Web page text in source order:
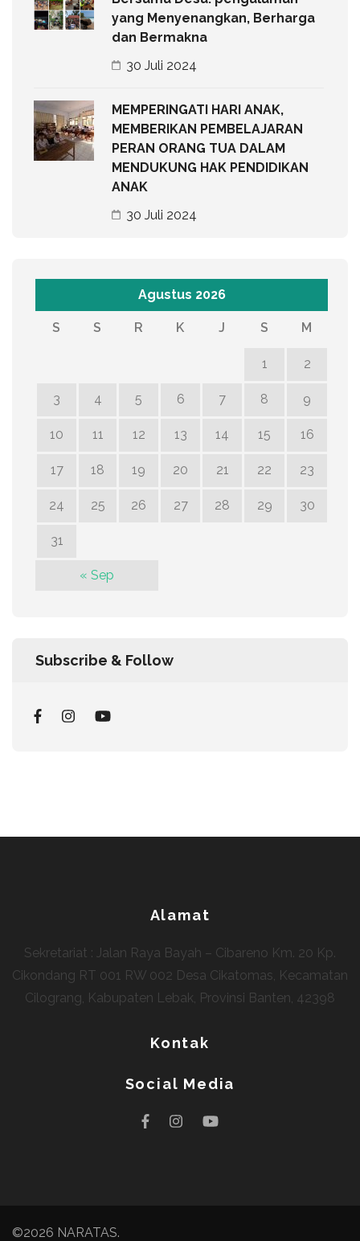
yang Menyenangkan, Berharga
dan Bermakna
30 Juli 2024
MEMPERINGATI HARI ANAK,
MEMBERIKAN PEMBELAJARAN
PERAN ORANG TUA DALAM
MENDUKUNG HAK PENDIDIKAN
ANAK
30 Juli 2024
Agustus 2026
S S R K J S M
1 2
3 4 5 6 7 8 9
10 11 12 13 14 15 16
17 18 19 20 21 22 23
24 25 26 27 28 29 30
31
« Sep
Subscribe & Follow
Alamat
Sekretariat : Jalan Raya Bayah – Cibareno Km. 20 Kp.
Cikondang RT 001 RW 002 Desa Cikatomas, Kecamatan
Cilograng, Kabupaten Lebak, Provinsi Banten, 42398
Kontak
Social Media
©2026 NARATAS.